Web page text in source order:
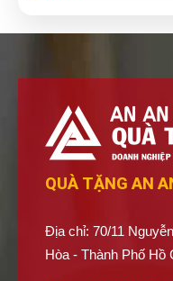
QUÀ TẶNG AN
Địa chỉ: 70/11
Hòa - Thành Phố Hồ